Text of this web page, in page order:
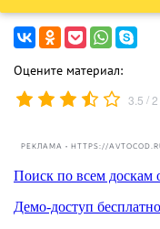
Оцените материал:
3.5 /2
РЕКЛАМА • HTTPS://